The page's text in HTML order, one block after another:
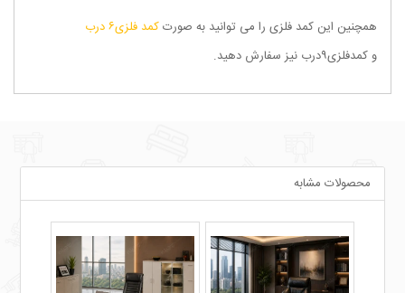
همچنین این کمد فلزی را می توانید به صورتکمد فلزی۶ درب
و کمدفلزی۹درب نیز سفارش دهید.
محصولات مشابه